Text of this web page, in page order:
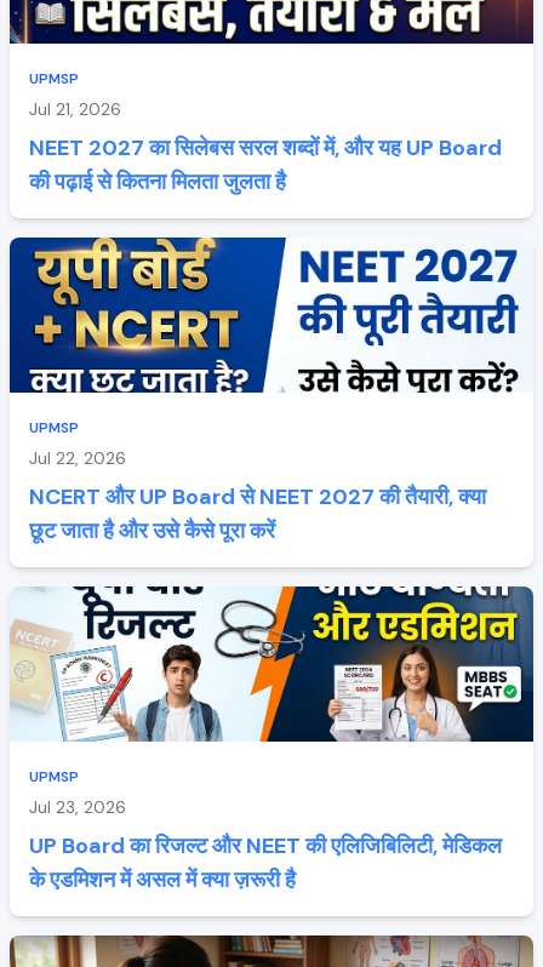
UPMSP
Jul 21, 2026
NEET 2027 का सिलेबस सरल शब्दों में, और यह UP Board
की पढ़ाई से कितना मिलता जुलता है
UPMSP
Jul 22, 2026
NCERT और UP Board से NEET 2027 की तैयारी, क्या
छूट जाता है और उसे कैसे पूरा करें
UPMSP
Jul 23, 2026
UP Board का रिजल्ट और NEET की एलिजिबिलिटी, मेडिकल
के एडमिशन में असल में क्या ज़रूरी है